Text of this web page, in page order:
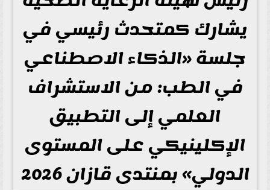
يشارك كمتحدث رئيسي في
جلسة «الذكاء الاصطناعي
في الطب: من الاستشراف
العلمي إلى التطبيق
الإكلينيكي على المستوى
الدولي» بمنتدى قازان 2026